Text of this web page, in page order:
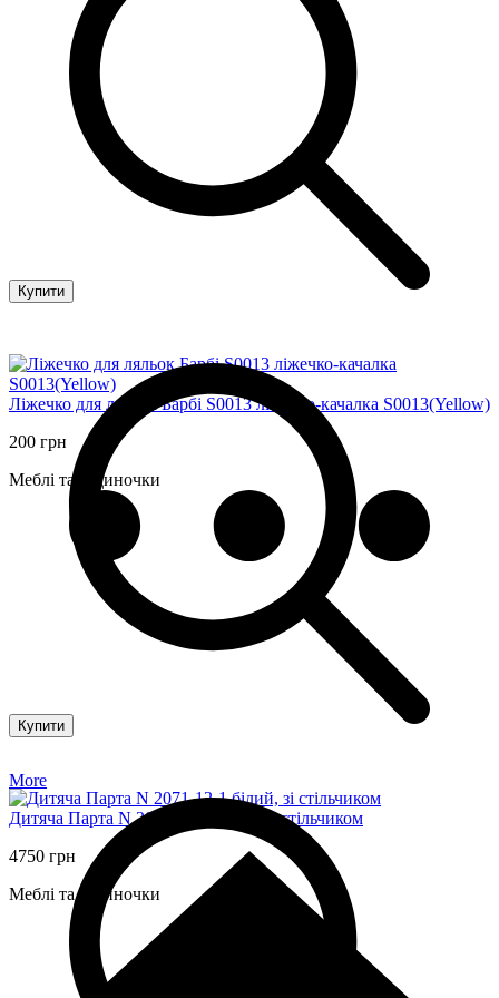
Ліжечко для ляльок Барбі S0013 ліжечко-качалка S0013(Yellow)
200 грн
Меблі та будиночки
Купити
Дитяча Парта N 2071-12-1 білий, зі стільчиком
4750 грн
Меблі та будиночки
Купити
More